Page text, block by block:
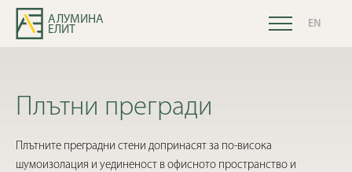
АЛУМИНА
ЕЛИТ EN
Плътни прегради
Плътните преградни стени допринасят за по-висока
шумоизолация и уединеност в офисното пространство и